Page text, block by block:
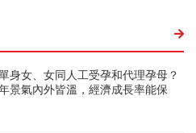
身女、女同人工受孕和代理孕母？
景氣內外皆溫，經濟成長率能保